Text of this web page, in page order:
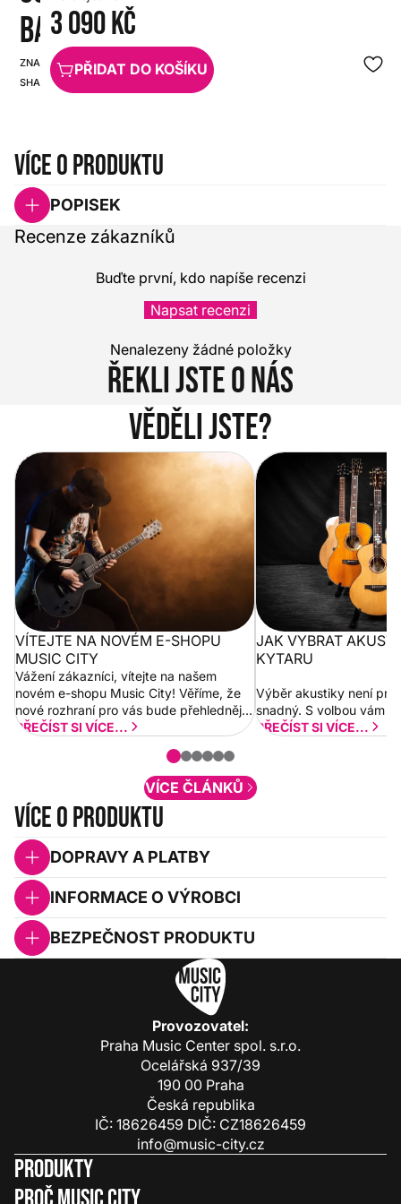
BASIC
ZNAČKA:
SHADOW
SKU:
3 090 Kč
PŘIDAT DO KOŠÍKU
Více o produktu
POPISEK
Recenze zákazníků
Buďte první, kdo napíše recenzi
Napsat recenzi
Nenalezeny žádné položky
Řekli jste o nás
Věděli jste?
Vítejte na novém e-shopu Music
City
VÍTEJTE NA NOVÉM E-SHOPU
MUSIC CITY
Vážení zákazníci, vítejte na našem
novém e-shopu Music City! Věříme, že
nové rozhraní pro vás bude přehlednější
a rychlejší. Postupně budeme přidávat
PŘEČÍST SI VÍCE...
Jak vybrat
JAK VYBRAT
KYTARU
Výběr akustiky není pro
snadný. S volbou vám
PŘEČÍST SI VÍCE...
VÍCE ČLÁNKŮ
Více o produktu
DOPRAVY A PLATBY
INFORMACE O VÝROBCI
BEZPEČNOST PRODUKTU
Provozovatel:
Praha Music Center spol. s.r.o.
Ocelářská 937/39
190 00 Praha
Česká republika
IČ: 18626459 DIČ: CZ18626459
info@music-city.cz
Produkty